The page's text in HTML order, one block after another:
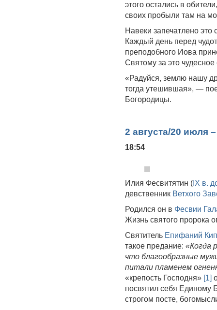
этого остались в
своих пробыли там на
Навеки запечатлено
Каждый день перед
преподобного Иова
Святому за это
«Радуйся, землю нашу
тогда утешившая», —
Богородицы.
2 августа/20 июля
18:54
Илия Фесвитятин ( IX в.
девственник Ветхого
Родился он в Фесвии
Жизнь святого пророка
Святитель Епифаний
такое предание: «Когда
что благообразные
питали пламенем
«крепость Господня» [1]
посвятил себя Единому
строгом посте,